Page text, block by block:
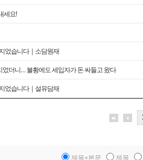
세요!
었습니다｜소담원재
더니… 불황에도 세입자가 돈 싸들고 왔다
었습니다｜설유담재
제목+본문 제목